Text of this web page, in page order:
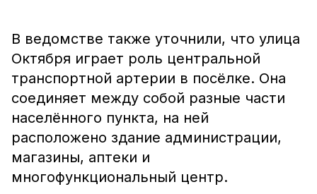
В ведомстве также уточнили, что улица
Октября играет роль центральной
транспортной артерии в посёлке. Она
соединяет между собой разные части
населённого пункта, на ней
расположено здание администрации,
магазины, аптеки и
многофункциональный центр.